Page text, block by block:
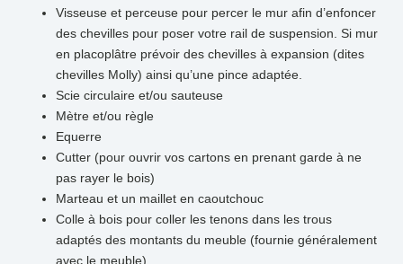
Visseuse et perceuse pour percer le mur afin d’enfoncer
des chevilles pour poser votre rail de suspension. Si mur
en placoplâtre prévoir des chevilles à expansion (dites
chevilles Molly) ainsi qu’une pince adaptée.
Scie circulaire et/ou sauteuse
Mètre et/ou règle
Equerre
Cutter (pour ouvrir vos cartons en prenant garde à ne
pas rayer le bois)
Marteau et un maillet en caoutchouc
Colle à bois pour coller les tenons dans les trous
adaptés des montants du meuble (fournie généralement
avec le meuble)